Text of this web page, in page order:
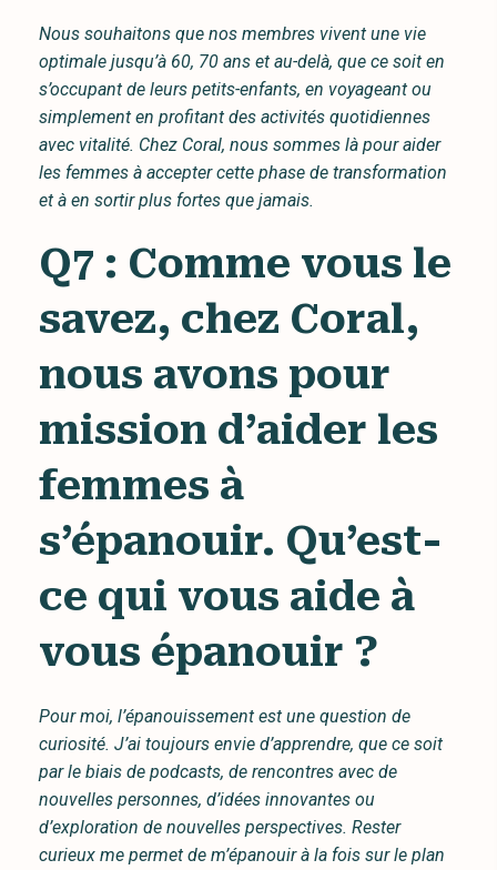
Nous souhaitons que nos membres vivent une vie
optimale jusqu’à 60, 70 ans et au-delà, que ce soit en
s’occupant de leurs petits-enfants, en voyageant ou
simplement en profitant des activités quotidiennes
avec vitalité. Chez Coral, nous sommes là pour aider
les femmes à accepter cette phase de transformation
et à en sortir plus fortes que jamais.
Q7 : Comme vous le
savez, chez Coral,
nous avons pour
mission d’aider les
femmes à
s’épanouir. Qu’est-
ce qui vous aide à
vous épanouir ?
Pour moi, l’épanouissement est une question de
curiosité. J’ai toujours envie d’apprendre, que ce soit
par le biais de podcasts, de rencontres avec de
nouvelles personnes, d’idées innovantes ou
d’exploration de nouvelles perspectives. Rester
curieux me permet de m’épanouir à la fois sur le plan